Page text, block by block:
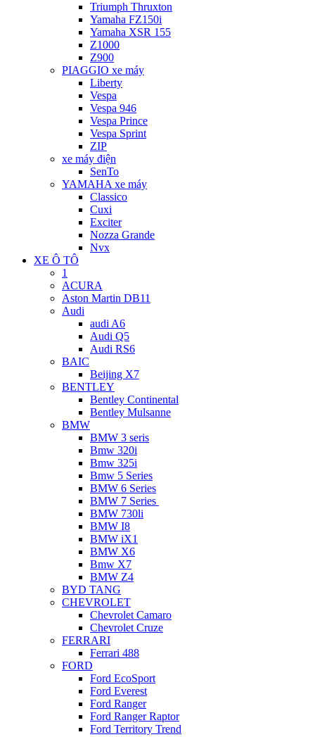
Triumph Thruxton
Yamaha FZ150i
Yamaha XSR 155
Z1000
Z900
PIAGGIO xe máy
Liberty
Vespa
Vespa 946
Vespa Prince
Vespa Sprint
ZIP
xe máy điện
SenTo
YAMAHA xe máy
Classico
Cuxi
Exciter
Nozza Grande
Nvx
XE Ô TÔ
1
ACURA
Aston Martin DB11
Audi
audi A6
Audi Q5
Audi RS6
BAIC
Beijing X7
BENTLEY
Bentley Continental
Bentley Mulsanne
BMW
BMW 3 seris
Bmw 320i
Bmw 325i
Bmw 5 Series
BMW 6 Series
BMW 7 Series
BMW 730li
BMW I8
BMW iX1
BMW X6
Bmw X7
BMW Z4
BYD TANG
CHEVROLET
Chevrolet Camaro
Chevrolet Cruze
FERRARI
Ferrari 488
FORD
Ford EcoSport
Ford Everest
Ford Ranger
Ford Ranger Raptor
Ford Territory Trend